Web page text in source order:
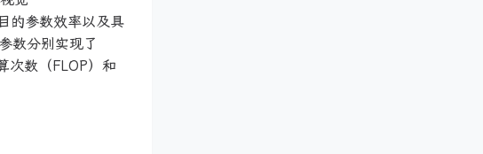
的参数效率以及具
数分别实现了
数（FLOP）和